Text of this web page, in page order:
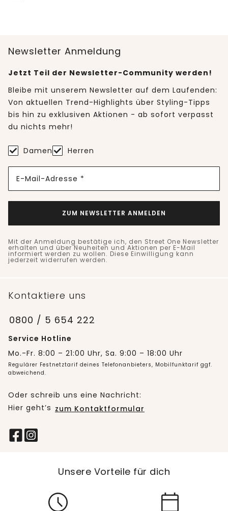
Newsletter Anmeldung
Jetzt Teil der Newsletter-Community werden!
Bleibe mit unserem Newsletter auf dem Laufenden:
Von aktuellen Trend-Highlights über Styling-Tipps
bis hin zu exklusiven Aktionen - ab sofort verpasst
du nichts mehr!
Damen Herren
E-Mail-Adresse *
ZUM NEWSLETTER ANMELDEN
Mit der Anmeldung bestätige ich, den Street One Newsletter
erhalten und über Neuheiten und Aktionen per E-Mail
informiert werden zu wollen. Diese Einwilligung kann
jederzeit widerrufen werden.
Kontaktiere uns
0800 / 5 654 222
Service Hotline
Mo.-Fr. 8:00 – 21:00 Uhr, Sa. 9:00 – 18:00 Uhr
Regulärer Festnetztarif deines Telefonanbieters, Mobilfunktarif ggf.
abweichend.
Oder schreib uns eine Nachricht:
Hier geht’s zum Kontaktformular
Unsere Vorteile für dich